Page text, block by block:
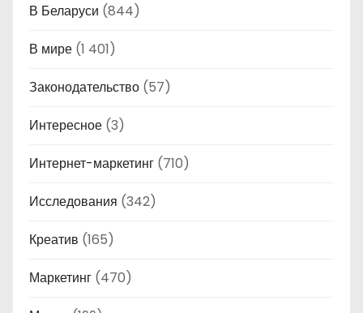
В Беларуси (844)
В мире (1 401)
Законодательство (57)
Интересное (3)
Интернет-маркетинг (710)
Исследования (342)
Креатив (165)
Маркетинг (470)